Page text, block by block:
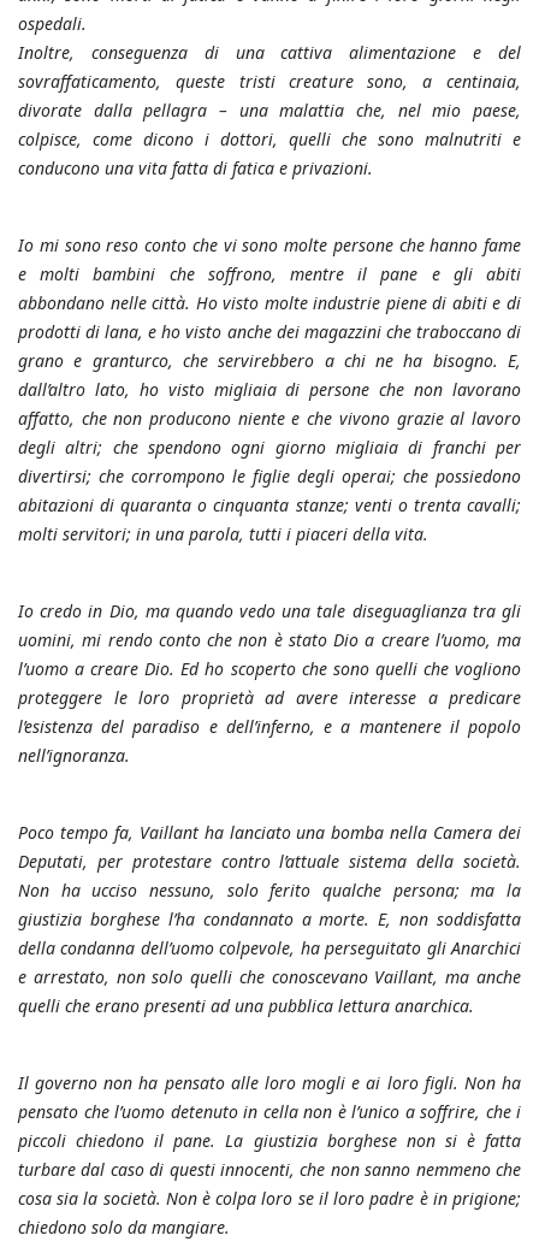
ospedali.
Inoltre, conseguenza di una cattiva alimentazione e del
sovraffaticamento, queste tristi creature sono, a centinaia,
divorate dalla pellagra – una malattia che, nel mio paese,
colpisce, come dicono i dottori, quelli che sono malnutriti e
conducono una vita fatta di fatica e privazioni.
Io mi sono reso conto che vi sono molte persone che hanno fame
e molti bambini che soffrono, mentre il pane e gli abiti
abbondano nelle città. Ho visto molte industrie piene di abiti e di
prodotti di lana, e ho visto anche dei magazzini che traboccano di
grano e granturco, che servirebbero a chi ne ha bisogno. E,
dall’altro lato, ho visto migliaia di persone che non lavorano
affatto, che non producono niente e che vivono grazie al lavoro
degli altri; che spendono ogni giorno migliaia di franchi per
divertirsi; che corrompono le figlie degli operai; che possiedono
abitazioni di quaranta o cinquanta stanze; venti o trenta cavalli;
molti servitori; in una parola, tutti i piaceri della vita.
Io credo in Dio, ma quando vedo una tale diseguaglianza tra gli
uomini, mi rendo conto che non è stato Dio a creare l’uomo, ma
l’uomo a creare Dio. Ed ho scoperto che sono quelli che vogliono
proteggere le loro proprietà ad avere interesse a predicare
l’esistenza del paradiso e dell’inferno, e a mantenere il popolo
nell’ignoranza.
Poco tempo fa, Vaillant ha lanciato una bomba nella Camera dei
Deputati, per protestare contro l’attuale sistema della società.
Non ha ucciso nessuno, solo ferito qualche persona; ma la
giustizia borghese l’ha condannato a morte. E, non soddisfatta
della condanna dell’uomo colpevole, ha perseguitato gli Anarchici
e arrestato, non solo quelli che conoscevano Vaillant, ma anche
quelli che erano presenti ad una pubblica lettura anarchica.
Il governo non ha pensato alle loro mogli e ai loro figli. Non ha
pensato che l’uomo detenuto in cella non è l’unico a soffrire, che i
piccoli chiedono il pane. La giustizia borghese non si è fatta
turbare dal caso di questi innocenti, che non sanno nemmeno che
cosa sia la società. Non è colpa loro se il loro padre è in prigione;
chiedono solo da mangiare.